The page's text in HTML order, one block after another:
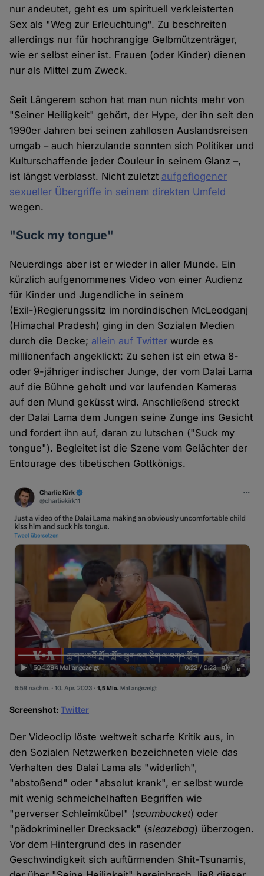
nur andeutet, geht es um spirituell verkleisterten
Sex als "Weg zur Erleuchtung". Zu beschreiten
allerdings nur für hochrangige Gelbmützenträger,
wie er selbst einer ist. Frauen (oder Kinder) dienen
nur als Mittel zum Zweck.
Seit Längerem schon hat man nun nichts mehr von
"Seiner Heiligkeit" gehört, der Hype, der ihn seit den
1990er Jahren bei seinen zahllosen Auslandsreisen
umgab – auch hierzulande sonnten sich Politiker und
Kulturschaffende jeder Couleur in seinem Glanz –,
ist längst verblasst. Nicht zuletzt aufgeflogener
sexueller Übergriffe in seinem direkten Umfeld
wegen.
"Suck my tongue"
Neuerdings aber ist er wieder in aller Munde. Ein
kürzlich aufgenommenes Video von einer Audienz
für Kinder und Jugendliche in seinem
(Exil-)Regierungssitz im nordindischen McLeodganj
(Himachal Pradesh) ging in den Sozialen Medien
durch die Decke; allein auf Twitter wurde es
millionenfach angeklickt: Zu sehen ist ein etwa 8-
oder 9-jähriger indischer Junge, der vom Dalai Lama
auf die Bühne geholt und vor laufenden Kameras
auf den Mund geküsst wird. Anschließend streckt
der Dalai Lama dem Jungen seine Zunge ins Gesicht
und fordert ihn auf, daran zu lutschen ("Suck my
tongue"). Begleitet ist die Szene vom Gelächter der
Entourage des tibetischen Gottkönigs.
Screenshot:Twitter
Der Videoclip löste weltweit scharfe Kritik aus, in
den Sozialen Netzwerken bezeichneten viele das
Verhalten des Dalai Lama als "widerlich",
"abstoßend" oder "absolut krank", er selbst wurde
mit wenig schmeichelhaften Begriffen wie
"perverser Schleimkübel" (scumbucket) oder
"pädokrimineller Drecksack" (sleazebag) überzogen.
Vor dem Hintergrund des in rasender
Geschwindigkeit sich auftürmenden Shit-Tsunamis,